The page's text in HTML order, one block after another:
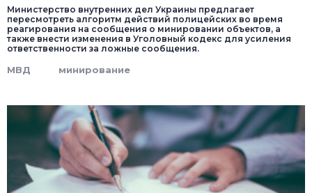
Министерство внутренних дел Украины предлагает
пересмотреть алгоритм действий полицейских во время
реагирования на сообщения о минировании объектов, а
также внести изменения в Уголовный кодекс для усиления
ответственности за ложные сообщения.
МВД минирование